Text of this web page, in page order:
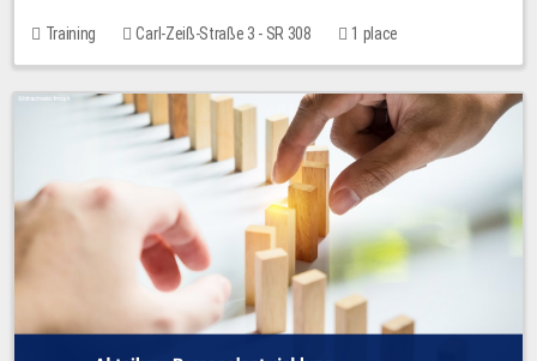
Training Carl-Zeiß-Straße 3 - SR 308 1 place